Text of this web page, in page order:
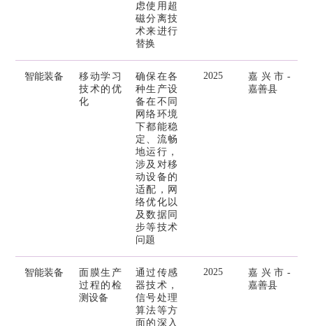
虑使用超
磁分离技
术来进行
替换
智能装备
移动学习
技术的优
化
确保在各
种生产设
备在不同
网络环境
下都能稳
定、流畅
地运行，
涉及对移
动设备的
适配，网
络优化以
及数据同
步等技术
问题
2025
嘉兴市-
嘉善县
智能装备
面膜生产
过程的检
测设备
通过传感
器技术，
信号处理
算法等方
面的深入
2025
嘉兴市-
嘉善县